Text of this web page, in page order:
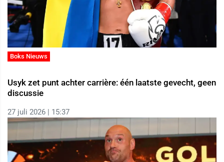
Boks Nieuws
Usyk zet punt achter carrière: één laatste gevecht, geen
discussie
27 juli 2026 | 15:37